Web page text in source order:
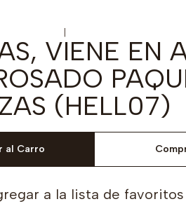
|
VIENE EN
(HELL07)
al Carro
a la lista de favoritos